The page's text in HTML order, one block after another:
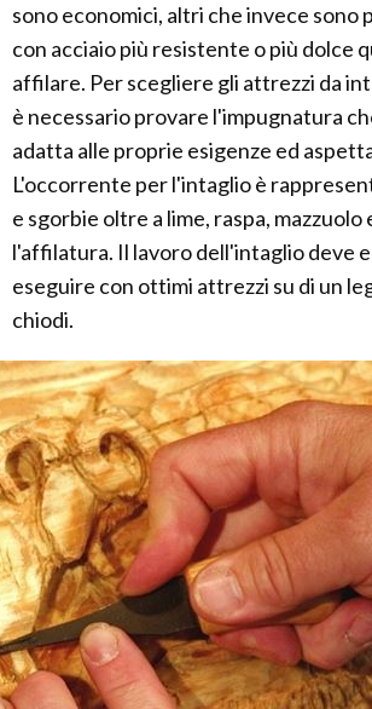
sono economici, altri che invece sono
con acciaio più resistente o più dolce
affilare. Per scegliere gli attrezzi da
è necessario provare l'impugnatura
adatta alle proprie esigenze ed
L'occorrente per l'intaglio è
e sgorbie oltre a lime, raspa,
l'affilatura. Il lavoro dell'intaglio deve
eseguire con ottimi attrezzi su di un
chiodi.